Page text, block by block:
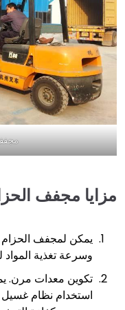
مزايا مجفف
يمكن لمجفف
وسرعة تغذية
تكوين معدات مرن.
استخدام نظام غسيل